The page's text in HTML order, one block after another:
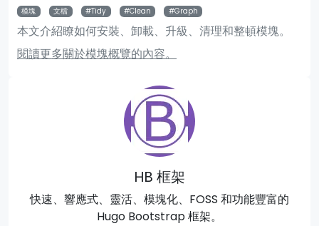
模塊 文檔 Tidy Clean Graph
本文介紹瞭如何安裝、卸載、升級、清理和整頓模塊。
閱讀更多關於模塊概覽的內容。
HB 框架
快速、響應式、靈活、模塊化、FOSS 和功能豐富的
Hugo Bootstrap 框架。